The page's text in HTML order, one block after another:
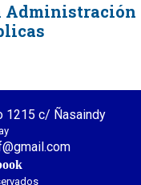
Administración
1215 c/ Ñasaindy